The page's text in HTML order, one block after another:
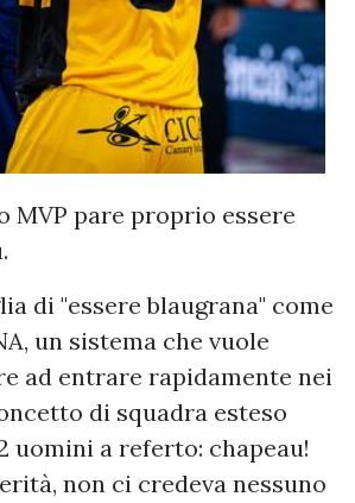
MVP pare proprio essere
di "essere blaugrana" come
un sistema che vuole
ad entrare rapidamente nei
di squadra esteso
uomini a referto: chapeau!
non ci credeva nessuno